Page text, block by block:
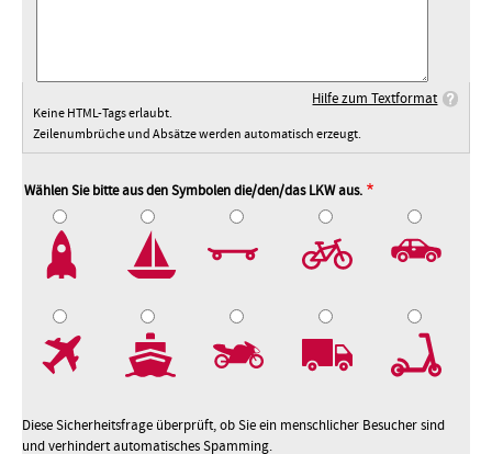
Hilfe zum Textformat
Keine HTML-Tags erlaubt.
Zeilenumbrüche und Absätze werden automatisch erzeugt.
Wählen Sie bitte aus den Symbolen die/den/das LKW aus.
Diese Sicherheitsfrage überprüft, ob Sie ein menschlicher Besucher sind
und verhindert automatisches Spamming.